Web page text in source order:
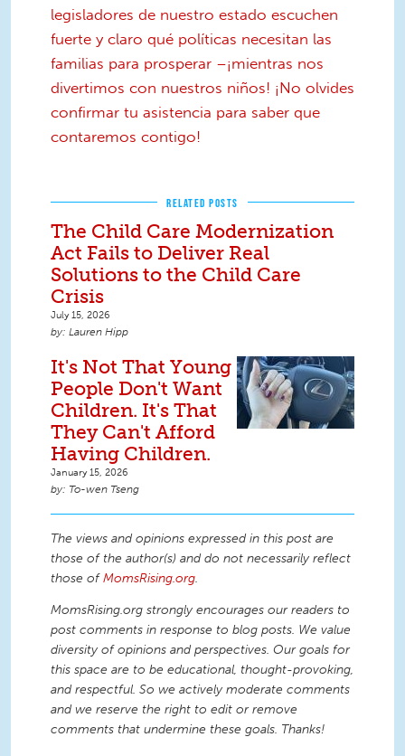
legisladores de nuestro estado escuchen
fuerte y claro qué políticas necesitan las
familias para prosperar –¡mientras nos
divertimos con nuestros niños! ¡No olvides
confirmar tu asistencia para saber que
contaremos contigo!
RELATED POSTS
The Child Care Modernization
Act Fails to Deliver Real
Solutions to the Child Care
Crisis
July 15, 2026
Lauren Hipp
It's Not That Young
People Don't Want
Children. It's That
They Can't Afford
Having Children.
January 15, 2026
To-wen Tseng
The views and opinions expressed in this post are
those of the author(s) and do not necessarily reflect
those ofMomsRising.org.
MomsRising.org strongly encourages our readers to
post comments in response to blog posts. We value
diversity of opinions and perspectives. Our goals for
this space are to be educational, thought-provoking,
and respectful. So we actively moderate comments
and we reserve the right to edit or remove
comments that undermine these goals. Thanks!